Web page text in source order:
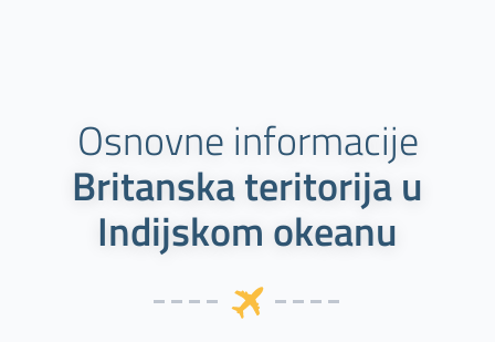
Osnovne informacije
Britanska teritorija u
Indijskom okeanu